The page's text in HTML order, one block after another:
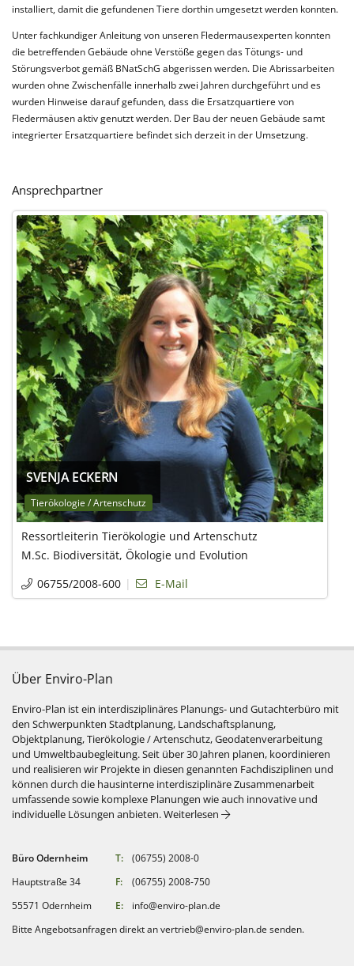
installiert, damit die gefundenen Tiere dorthin umgesetzt werden konnten.
Unter fachkundiger Anleitung von unseren Fledermausexperten konnten
die betreffenden Gebäude ohne Verstöße gegen das Tötungs- und
Störungsverbot gemäß BNatSchG abgerissen werden. Die Abrissarbeiten
wurden ohne Zwischenfälle innerhalb zwei Jahren durchgeführt und es
wurden Hinweise darauf gefunden, dass die Ersatzquartiere von
Fledermäusen aktiv genutzt werden. Der Bau der neuen Gebäude samt
integrierter Ersatzquartiere befindet sich derzeit in der Umsetzung.
Ansprechpartner
SVENJA ECKERN
Tierökologie / Artenschutz
Ressortleiterin Tierökologie und Artenschutz
M.Sc. Biodiversität, Ökologie und Evolution
06755/2008-600
E-Mail
Über Enviro-Plan
Enviro-Plan ist ein interdisziplinäres Planungs- und Gutachterbüro mit
den Schwerpunkten Stadtplanung, Landschaftsplanung,
Objektplanung, Tierökologie / Artenschutz, Geodatenverarbeitung
und Umweltbaubegleitung. Seit über 30 Jahren planen, koordinieren
und realisieren wir Projekte in diesen genannten Fachdisziplinen und
können durch die hausinterne interdisziplinäre Zusammenarbeit
umfassende sowie komplexe Planungen wie auch innovative und
individuelle Lösungen anbieten.Weiterlesen : Über Enviro-Plan
Büro Odernheim
Hauptstraße 34
55571 Odernheim
T:
(06755) 2008-0
F:
(06755) 2008-750
E:
info@enviro-plan.de
Bitte Angebotsanfragen direkt anvertrieb@enviro-plan.de senden.